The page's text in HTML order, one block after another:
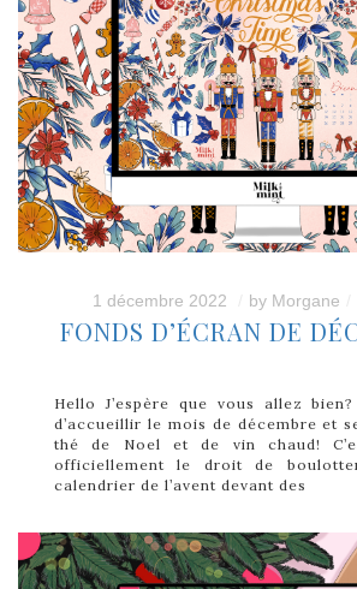
1 décembre 2022 by Morgane
FONDS D’ÉCRAN DE
Hello J’espère que vous allez
d’accueillir le mois de décembre et
thé de Noel et de vin chaud!
officiellement le droit de
calendrier de l’avent devant des